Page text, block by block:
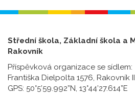
Střední škola, Základní škola a
Rakovník
Příspěvková organizace se sídlem:
Františka Dielpolta 1576, Rakovník
GPS: 50°5’59.992”N, 13°44’27.614”E